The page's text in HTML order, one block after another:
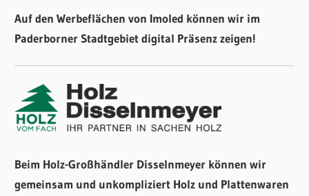
Auf den Werbeflächen von Imoled können wir im
Paderborner Stadtgebiet digital Präsenz zeigen!
Beim Holz-Großhändler Disselnmeyer können wir
gemeinsam und unkompliziert Holz und Plattenwaren